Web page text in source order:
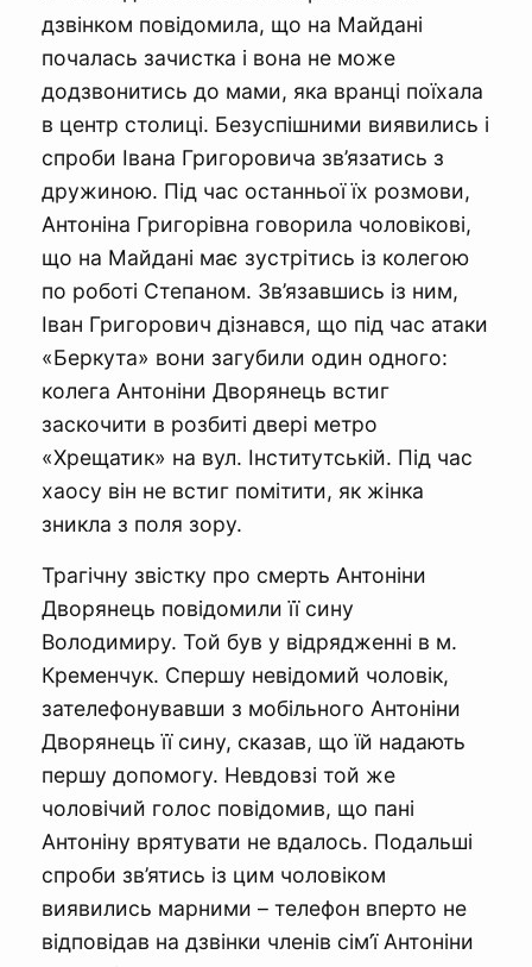
дзвінком повідомила, що на Майдані
почалась зачистка і вона не може
додзвонитись до мами, яка вранці поїхала
в центр столиці. Безуспішними виявились і
спроби Івана Григоровича зв’язатись з
дружиною. Під час останньої їх розмови,
Антоніна Григорівна говорила чоловікові,
що на Майдані має зустрітись із колегою
по роботі Степаном. Зв’язавшись із ним,
Іван Григорович дізнався, що під час атаки
«Беркута» вони загубили один одного:
колега Антоніни Дворянець встиг
заскочити в розбиті двері метро
«Хрещатик» на вул. Інститутській. Під час
хаосу він не встиг помітити, як жінка
зникла з поля зору.
Трагічну звістку про смерть Антоніни
Дворянець повідомили її сину
Володимиру. Той був у відрядженні в м.
Кременчук. Спершу невідомий чоловік,
зателефонувавши з мобільного Антоніни
Дворянець її сину, сказав, що їй надають
першу допомогу. Невдовзі той же
чоловічий голос повідомив, що пані
Антоніну врятувати не вдалось. Подальші
спроби зв’ятись із цим чоловіком
виявились марними – телефон вперто не
відповідав на дзвінки членів сім’ї Антоніни